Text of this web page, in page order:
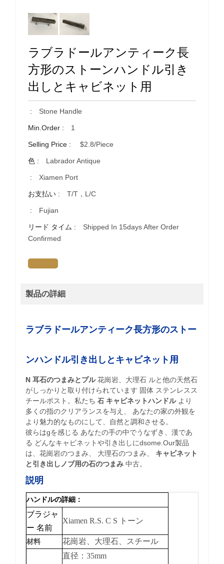
ラブラドールアンティーク長
方形のストーンハンドル引き
出しとキャビネット用
: Stone Handle
Min.Order : 1
Selling Price : $2.8/piece
色 : Labrador Antique
: Xiamen Port
お支払い : T/T，L/C
: Fujian
リード タイム :
Shipped In 15days After Order
Confirmed
製品の詳細
ラブラドールアンティーク長方形のストー
ンハンドル引き出しとキャビネット用
N 耳石のつまみとプル花崗岩、大理石 ルと他の天然石
がしっかりと取り付けられています 固体 ステンレスス
チールポスト。私たち 石 キャビネットハンドルより
多くの指のクリアランスを与え、
あなたの家の外観を
より魅力的なものにして、自然と調和させる。
彼らはgを感じる あなたの手の中でうなずき、漢であ
る どんなキャビネットや引き出しにdsome.Our製品
は、花崗岩のつまみ、
大理石のつまみ、
キャビネット
と引き出しノブ用の石のつまみ 中古。
説明
ハンドルの詳細：
ブラジャ
ー 名前
Xiamen R.S. C S トーン
材料 花崗岩、大理石、スチール
直径：35mm